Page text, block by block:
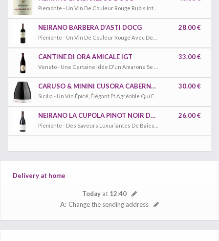
NEIRANO BARBERA D’ASTI DOCG 28.00 €
CANTINE DI ORA AMICALE IGT 33.00 €
CARUSO & MININI CUSORA CABERNET SAUVIGNON DOC 30.00 €
NEIRANO LA CUPOLA PINOT NOIR DOC 26.00 €
Delivery at home
Today at 12:40
A: Change the sending address